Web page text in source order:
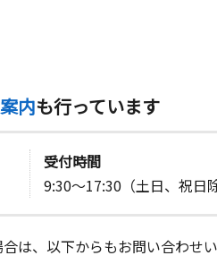
内も行っています
受付時間
9:30～17:30（土日、祝日
は、以下からもお問い合わせ